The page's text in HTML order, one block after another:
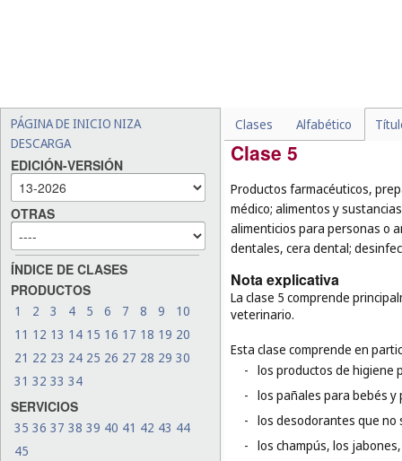
PÁGINA DE INICIO NIZA
DESCARGA
EDICIÓN-VERSIÓN
OTRAS
ÍNDICE DE CLASES
PRODUCTOS
1 2 3 4 5 6 7 8 9
10
11 12 13 14 15 16 17 18 19 20
21 22 23 24 25 26 27 28 29 30
31 32 33 34
SERVICIOS
35 36 37 38 39 40 41 42 43 44
45
Clases Alfabético
las mechas diseñadas
Clase 5
Productos farmacéuticos,
médico; alimentos y
alimenticios para personas o
dentales, cera dental;
Nota explicativa
La clase 5 comprende
veterinario.
Esta clase comprende en
- los productos de higiene
- los pañales para bebés y
- los desodorantes que no
- los champús, los